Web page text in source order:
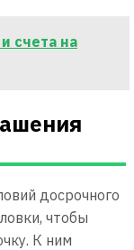
счета на
досрочного
чтобы
К ним